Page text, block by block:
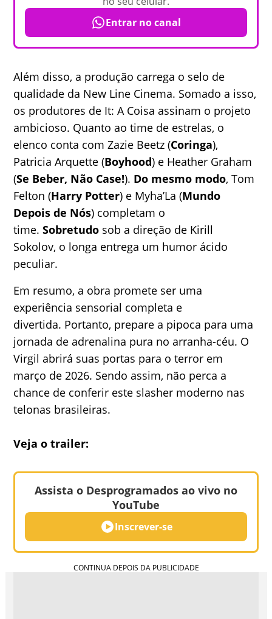
Entrar no canal
Além disso, a produção carrega o selo de
qualidade da New Line Cinema. Somado a isso,
os produtores de It: A Coisa assinam o projeto
ambicioso. Quanto ao time de estrelas, o
elenco conta com Zazie Beetz (Coringa),
Patricia Arquette (Boyhood) e Heather Graham
(Se Beber, Não Case!). Do mesmo modo, Tom
Felton (Harry Potter) e Myha’La (Mundo
Depois de Nós) completam o
time.Sobretudo sob a direção de Kirill
Sokolov, o longa entrega um humor ácido
peculiar.
Em resumo, a obra promete ser uma
experiência sensorial completa e
divertida. Portanto, prepare a pipoca para uma
jornada de adrenalina pura no arranha-céu. O
Virgil abrirá suas portas para o terror em
março de 2026. Sendo assim, não perca a
chance de conferir este slasher moderno nas
telonas brasileiras.
Veja o trailer:
Assista o Desprogramados ao vivo no
YouTube
Inscrever-se